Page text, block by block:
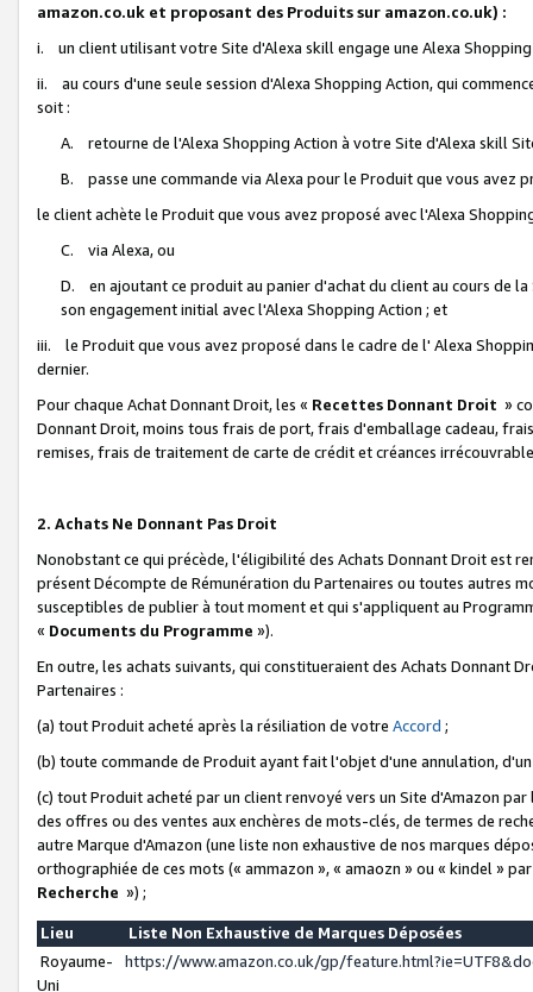
amazon.co.uk et proposant des Produits sur amazon.co.uk) :
i. un client utilisant votre Site d'Alexa skill engage une Alexa
ii. au cours d'une seule session d'Alexa Shopping Action, qui
soit :
A. retourne de l'Alexa Shopping Action à votre Site d'Alexa skill
B. passe une commande via Alexa pour le Produit que vous avez
le client achète le Produit que vous avez proposé avec l'Alexa
C. via Alexa, ou
D. en ajoutant ce produit au panier d'achat du client au cours de
son engagement initial avec l'Alexa Shopping Action ; et
iii. le Produit que vous avez proposé dans le cadre de l' Alexa
dernier.
Pour chaque Achat Donnant Droit, les « Recettes Donnant Droit »
Donnant Droit, moins tous frais de port, frais d'emballage cadeau,
remises, frais de traitement de carte de crédit et créances
2. Achats Ne Donnant Pas Droit
Nonobstant ce qui précède, l'éligibilité des Achats Donnant Droit est
présent Décompte de Rémunération du Partenaires ou toutes autres
susceptibles de publier à tout moment et qui s'appliquent au
« Documents du Programme »).
En outre, les achats suivants, qui constitueraient des Achats Donnant
Partenaires :
(a) tout Produit acheté après la résiliation de votre Accord ;
(b) toute commande de Produit ayant fait l'objet d'une annulation,
(c) tout Produit acheté par un client renvoyé vers un Site d'Amazon
des offres ou des ventes aux enchères de mots-clés, de termes de
autre Marque d'Amazon (une liste non exhaustive de nos marques
orthographiée de ces mots (« ammazon », « amaozn » ou « kindel »
Recherche ») ;
Lieu
Liste Non Exhaustive de Marques Déposées
Royaume-
Uni
https://www.amazon.co.uk/gp/